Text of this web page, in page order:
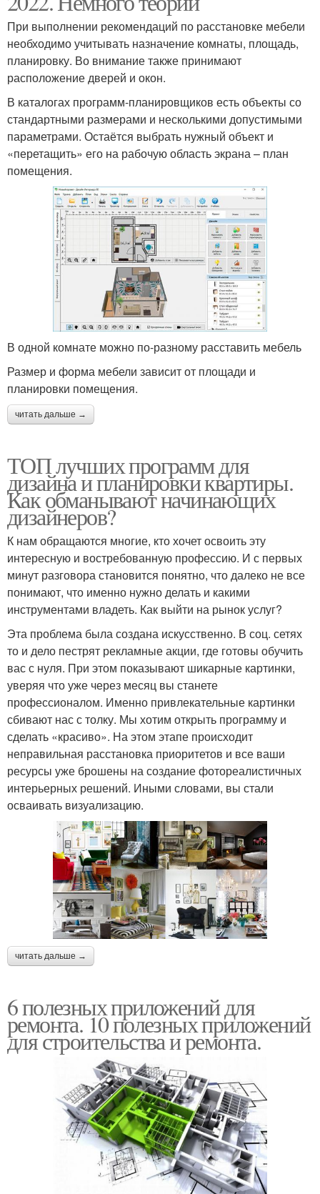
При выполнении рекомендаций по расстановке мебели
необходимо учитывать назначение комнаты, площадь,
планировку. Во внимание также принимают
расположение дверей и окон.
В каталогах программ-планировщиков есть объекты со
стандартными размерами и несколькими допустимыми
параметрами. Остаётся выбрать нужный объект и
«перетащить» его на рабочую область экрана – план
помещения.
В одной комнате можно по-разному расставить мебель
Размер и форма мебели зависит от площади и
планировки помещения.
читать дальше →
ТОП лучших программ для
дизайна и планировки квартиры.
Как обманывают начинающих
дизайнеров?
К нам обращаются многие, кто хочет освоить эту
интересную и востребованную профессию. И с первых
минут разговора становится понятно, что далеко не все
понимают, что именно нужно делать и какими
инструментами владеть. Как выйти на рынок услуг?
Эта проблема была создана искусственно. В соц. сетях
то и дело пестрят рекламные акции, где готовы обучить
вас с нуля. При этом показывают шикарные картинки,
уверяя что уже через месяц вы станете
профессионалом. Именно привлекательные картинки
сбивают нас с толку. Мы хотим открыть программу и
сделать «красиво». На этом этапе происходит
неправильная расстановка приоритетов и все ваши
ресурсы уже брошены на создание фотореалистичных
интерьерных решений. Иными словами, вы стали
осваивать визуализацию.
читать дальше →
6 полезных приложений для
ремонта. 10 полезных приложений
для строительства и ремонта.